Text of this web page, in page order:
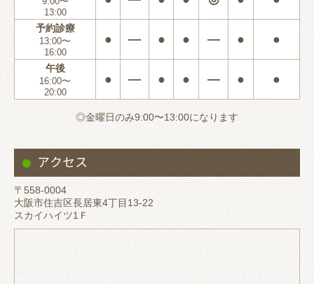
13:00
予約診療
13:00〜
16:00
● ― ● ● ― ● ●
午後
16:00〜
20:00
● ― ● ● ― ● ●
◎金曜日のみ9:00〜13:00になります
アクセス
〒558-0004
大阪市住吉区長居東4丁目13-22
スカイハイツ1Ｆ